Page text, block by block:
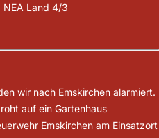
NEA Land 4/3
wir nach Emskirchen alarmiert.
auf ein Gartenhaus
Emskirchen am Einsatzort